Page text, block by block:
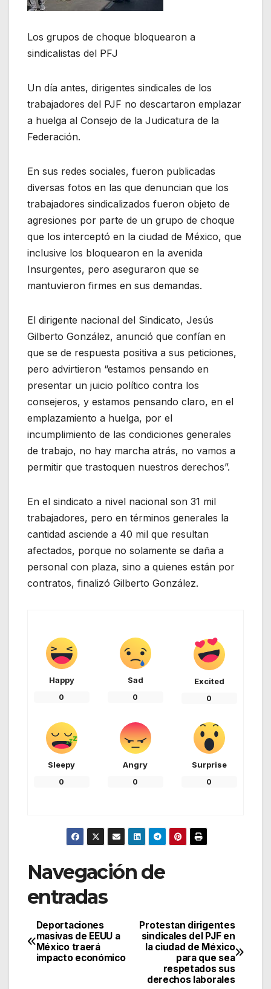
Los grupos de choque bloquearon a
sindicalistas del PFJ
Un día antes, dirigentes sindicales de los
trabajadores del PJF no descartaron emplazar
a huelga al Consejo de la Judicatura de la
Federación.
En sus redes sociales, fueron publicadas
diversas fotos en las que denuncian que los
trabajadores sindicalizados fueron objeto de
agresiones por parte de un grupo de choque
que los interceptó en la ciudad de México, que
inclusive los bloquearon en la avenida
Insurgentes, pero aseguraron que se
mantuvieron firmes en sus demandas.
El dirigente nacional del Sindicato, Jesús
Gilberto González, anunció que confían en
que se de respuesta positiva a sus peticiones,
pero advirtieron “estamos pensando en
presentar un juicio político contra los
consejeros, y estamos pensando claro, en el
emplazamiento a huelga, por el
incumplimiento de las condiciones generales
de trabajo, no hay marcha atrás, no vamos a
permitir que trastoquen nuestros derechos”.
En el sindicato a nivel nacional son 31 mil
trabajadores, pero en términos generales la
cantidad asciende a 40 mil que resultan
afectados, porque no solamente se daña a
personal con plaza, sino a quienes están por
contratos, finalizó Gilberto González.
Happy
0
Sad
0
Excited
0
Sleepy
0
Angry
0
Surprise
0
Navegación de
entradas
Protestan dirigentes
sindicales del PJF en
la ciudad de México
para que sea
respetados sus
derechos laborales
Deportaciones
masivas de EEUU a
México traerá
impacto económico